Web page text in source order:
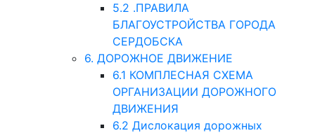
5.2 .ПРАВИЛА
БЛАГОУСТРОЙСТВА ГОРОДА
СЕРДОБСКА
6. ДОРОЖНОЕ ДВИЖЕНИЕ
6.1 КОМПЛЕСНАЯ СХЕМА
ОРГАНИЗАЦИИ ДОРОЖНОГО
ДВИЖЕНИЯ
6.2 Дислокация дорожных